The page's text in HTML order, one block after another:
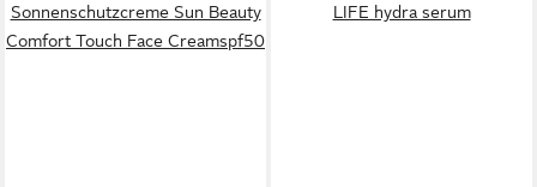
Sonnenschutzcreme Sun Beauty
Comfort Touch Face Creamspf50
LIFE hydra serum